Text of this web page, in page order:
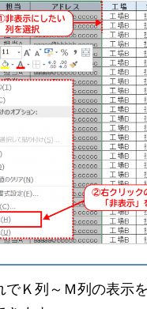
でＫ列～Ｍ列の表示